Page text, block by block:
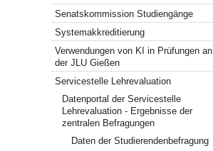
Senatskommission Studiengänge
Systemakkreditierung
Verwendungen von KI in Prüfungen an
der JLU Gießen
Servicestelle Lehrevaluation
Datenportal der Servicestelle
Lehrevaluation - Ergebnisse der
zentralen Befragungen
Daten der Studierendenbefragung